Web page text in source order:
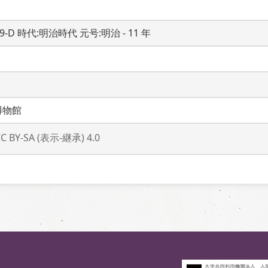
D 時代:明治時代 元号:明治 - 11 年
館
BY-SA (表示-継承) 4.0